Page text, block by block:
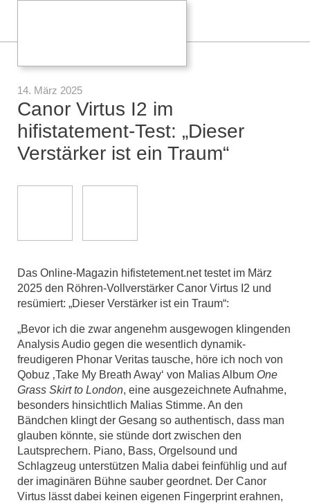
14. März 2025
Canor Virtus I2 im
hifistatement-Test: „Dieser
Verstärker ist ein Traum“
Das Online-Magazin hifistetement.net testet im März
2025 den Röhren-Vollverstärker Canor Virtus I2 und
resümiert: „Dieser Verstärker ist ein Traum“:
„Bevor ich die zwar angenehm ausgewogen klingenden
Analysis Audio gegen die wesentlich dynamik-
freudigeren Phonar Veritas tausche, höre ich noch von
Qobuz ‚Take My Breath Away‘ von Malias Album One
Grass Skirt to London, eine ausgezeichnete Aufnahme,
besonders hinsichtlich Malias Stimme. An den
Bändchen klingt der Gesang so authentisch, dass man
glauben könnte, sie stünde dort zwischen den
Lautsprechern. Piano, Bass, Orgelsound und
Schlagzeug unterstützen Malia dabei feinfühlig und auf
der imaginären Bühne sauber geordnet. Der Canor
Virtus lässt dabei keinen eigenen Fingerprint erahnen,